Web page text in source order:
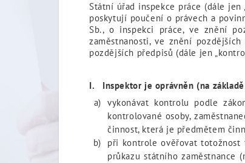
Státní úřad inspekce práce (dále jen
poskytují poučení o právech a
Sb., o inspekci práce, ve znění
zaměstnanosti, ve znění
pozdějších předpisů (dále jen
I. Inspektor je oprávněn (na
vykonávat kontrolu podle
kontrolované osoby,
činnost, která je předmětem
při kontrole ověřovat totožnost
průkazu státního zaměstnance